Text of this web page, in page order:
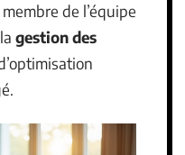
de l’équipe
gestion des